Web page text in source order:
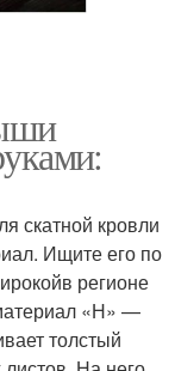
скатной кровли
Ищите его по
регионе
«Н» —
толстый